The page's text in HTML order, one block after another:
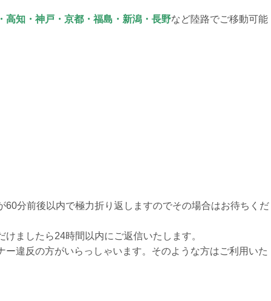
高知・神戸・京都・福島・新潟・長野など陸路でご移動可能
分前後以内で極力折り返しますのでその場合はお待ちくだ
ましたら24時間以内にご返信いたします。
違反の方がいらっしゃいます。そのような方はご利用いた